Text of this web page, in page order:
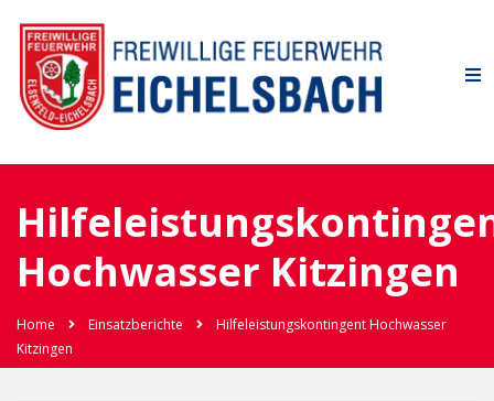
Hochwasser Kitzingen
Home Einsatzberichte
Hilfeleistungskontingent Hochwasser
Kitzingen